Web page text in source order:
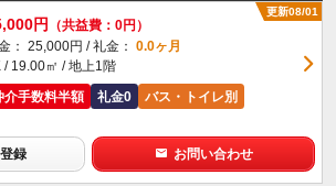
更新08/01
円
（共益費：0円）
： 25,000円 / 礼金： 0.0ヶ月
/ 19.00㎡ / 地上1階
介手数料半額
礼金0 バス・トイレ別
録 お問い合わせ